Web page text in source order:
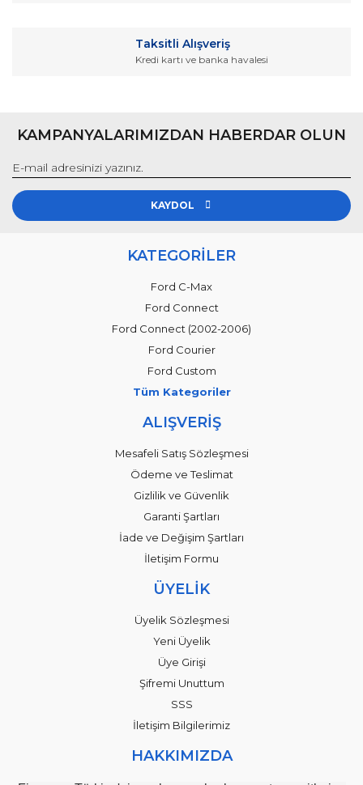
Taksitli Alışveriş
Kredi kartı ve banka havalesi
KAMPANYALARIMIZDAN HABERDAR OLUN
KAYDOL
KATEGORİLER
Ford C-Max
Ford Connect
Ford Connect (2002-2006)
Ford Courier
Ford Custom
Tüm Kategoriler
ALIŞVERİŞ
Mesafeli Satış Sözleşmesi
Ödeme ve Teslimat
Gizlilik ve Güvenlik
Garanti Şartları
İade ve Değişim Şartları
İletişim Formu
ÜYELİK
Üyelik Sözleşmesi
Yeni Üyelik
Üye Girişi
Şifremi Unuttum
SSS
İletişim Bilgilerimiz
HAKKIMIZDA